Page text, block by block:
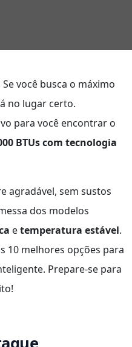
você busca o máximo
no lugar certo.
para você encontrar o
BTUs com tecnologia
agradável, sem sustos
dos modelos
etemperatura estável.
10 melhores opções para
Prepare-se para